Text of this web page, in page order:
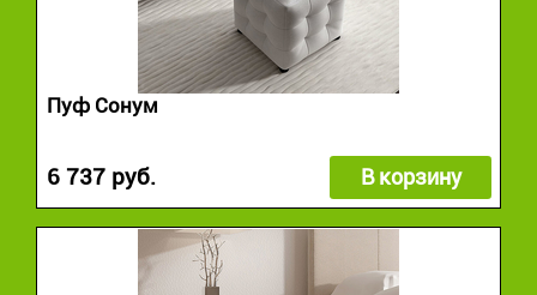
Пуф Сонум
6 737 руб. В корзину